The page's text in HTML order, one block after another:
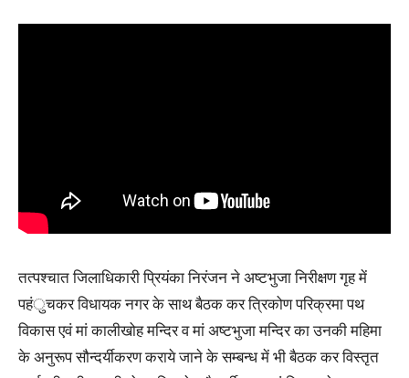
तत्पश्चात जिलाधिकारी प्रियंका निरंजन ने अष्टभुजा निरीक्षण गृह में
पहंुचकर विधायक नगर के साथ बैठक कर त्रिकोण परिक्रमा पथ
विकास एवं मां कालीखोह मन्दिर व मां अष्टभुजा मन्दिर का उनकी महिमा
के अनुरूप सौन्दर्यीकरण कराये जाने के सम्बन्ध में भी बैठक कर विस्तृत